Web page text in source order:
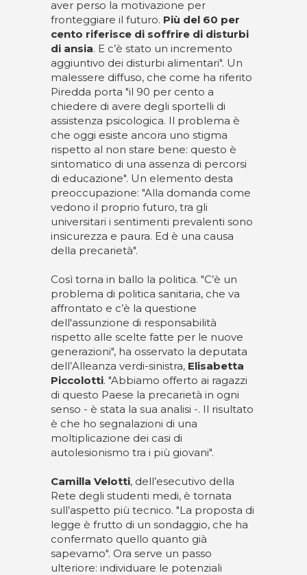
aver perso la motivazione per
fronteggiare il futuro. Più del 60 per
cento riferisce di soffrire di disturbi
di ansia. E c’è stato un incremento
aggiuntivo dei disturbi alimentari". Un
malessere diffuso, che come ha riferito
Piredda porta "il 90 per cento a
chiedere di avere degli sportelli di
assistenza psicologica. Il problema è
che oggi esiste ancora uno stigma
rispetto al non stare bene: questo è
sintomatico di una assenza di percorsi
di educazione". Un elemento desta
preoccupazione: "Alla domanda come
vedono il proprio futuro, tra gli
universitari i sentimenti prevalenti sono
insicurezza e paura. Ed è una causa
della precarietà".
Così torna in ballo la politica. "C’è un
problema di politica sanitaria, che va
affrontato e c’è la questione
dell'assunzione di responsabilità
rispetto alle scelte fatte per le nuove
generazioni", ha osservato la deputata
dell’Alleanza verdi-sinistra, Elisabetta
Piccolotti. "Abbiamo offerto ai ragazzi
di questo Paese la precarietà in ogni
senso - è stata la sua analisi -. Il risultato
è che ho segnalazioni di una
moltiplicazione dei casi di
autolesionismo tra i più giovani".
Camilla Velotti, dell’esecutivo della
Rete degli studenti medi, è tornata
sull’aspetto più tecnico. "La proposta di
legge è frutto di un sondaggio, che ha
confermato quello quanto già
sapevamo". Ora serve un passo
ulteriore: individuare le potenziali